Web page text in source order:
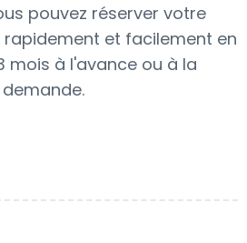
pouvez réserver votre
et facilement en
mois à l'avance ou à la
demande.